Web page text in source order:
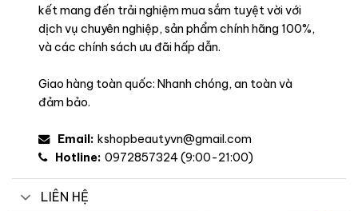
kết mang đến trải nghiệm mua sắm tuyệt vời với
dịch vụ chuyên nghiệp, sản phẩm chính hãng 100%,
và các chính sách ưu đãi hấp dẫn.
Giao hàng toàn quốc: Nhanh chóng, an toàn và
đảm bảo.
Email: kshopbeautyvn@gmail.com
Hotline: 0972857324 (9:00-21:00)
LIÊN HỆ